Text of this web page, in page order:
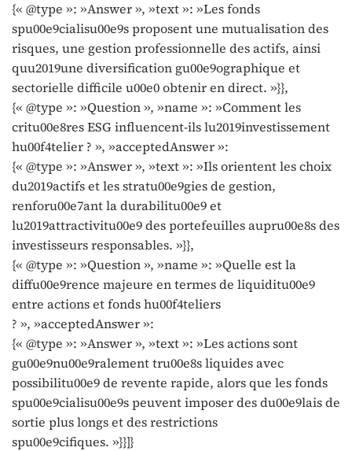
{« @type »: »Answer », »text »: »Les fonds
spu00e9cialisu00e9s proposent une mutualisation des
risques, une gestion professionnelle des actifs, ainsi
quu2019une diversification gu00e9ographique et
sectorielle difficile u00e0 obtenir en direct. »}},
{« @type »: »Question », »name »: »Comment les
critu00e8res ESG influencent-ils lu2019investissement
hu00f4telier ? », »acceptedAnswer »:
{« @type »: »Answer », »text »: »Ils orientent les choix
du2019actifs et les stratu00e9gies de gestion,
renforu00e7ant la durabilitu00e9 et
lu2019attractivitu00e9 des portefeuilles aupru00e8s des
investisseurs responsables. »}},
{« @type »: »Question », »name »: »Quelle est la
diffu00e9rence majeure en termes de liquiditu00e9
entre actions et fonds hu00f4teliers
? », »acceptedAnswer »:
{« @type »: »Answer », »text »: »Les actions sont
gu00e9nu00e9ralement tru00e8s liquides avec
possibilitu00e9 de revente rapide, alors que les fonds
spu00e9cialisu00e9s peuvent imposer des du00e9lais de
sortie plus longs et des restrictions
spu00e9cifiques. »}}]}